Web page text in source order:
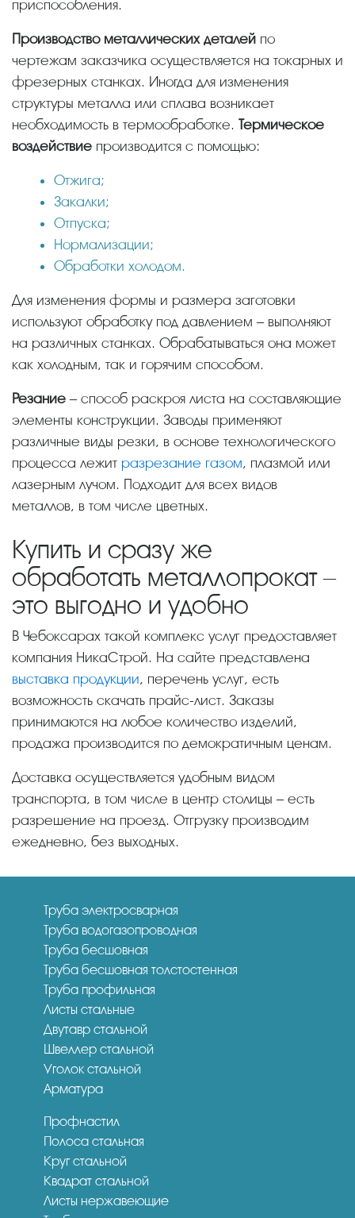
приспособления.
Производство металлических деталей по
чертежам заказчика осуществляется на токарных и
фрезерных станках. Иногда для изменения
структуры металла или сплава возникает
необходимость в термообработке. Термическое
воздействие производится с помощью:
Отжига;
Закалки;
Отпуска;
Нормализации;
Обработки холодом.
Для изменения формы и размера заготовки
используют обработку под давлением – выполняют
на различных станках. Обрабатываться она может
как холодным, так и горячим способом.
Резание – способ раскроя листа на составляющие
элементы конструкции. Заводы применяют
различные виды резки, в основе технологического
процесса лежит разрезание газом, плазмой или
лазерным лучом. Подходит для всех видов
металлов, в том числе цветных.
Купить и сразу же
обработать металлопрокат –
это выгодно и удобно
В Чебоксарах такой комплекс услуг предоставляет
компания НикаСтрой. На сайте представлена
выставка продукции, перечень услуг, есть
возможность скачать прайс-лист. Заказы
принимаются на любое количество изделий,
продажа производится по демократичным ценам.
Доставка осуществляется удобным видом
транспорта, в том числе в центр столицы – есть
разрешение на проезд. Отгрузку производим
ежедневно, без выходных.
Труба электросварная
Труба водогазопроводная
Труба бесшовная
Труба бесшовная толстостенная
Труба профильная
Листы стальные
Двутавр стальной
Швеллер стальной
Уголок стальной
Арматура
Профнастил
Полоса стальная
Круг стальной
Квадрат стальной
Листы нержавеющие